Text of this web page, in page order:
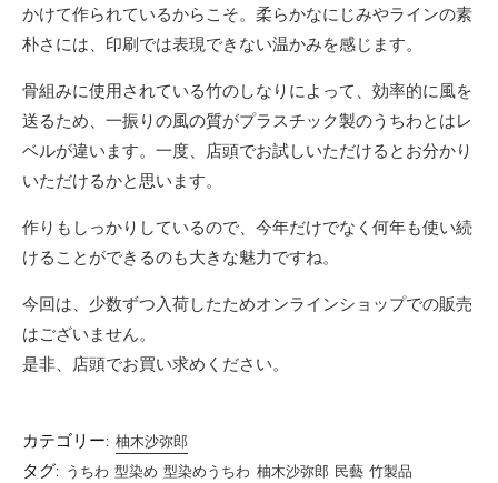
かけて作られているからこそ。柔らかなにじみやラインの素
朴さには、印刷では表現できない温かみを感じます。
骨組みに使用されている竹のしなりによって、効率的に風を
送るため、一振りの風の質がプラスチック製のうちわとはレ
ベルが違います。一度、店頭でお試しいただけるとお分かり
いただけるかと思います。
作りもしっかりしているので、今年だけでなく何年も使い続
けることができるのも大きな魅力ですね。
今回は、少数ずつ入荷したためオンラインショップでの販売
はございません。
是非、店頭でお買い求めください。
カテゴリー: 柚木沙弥郎
タグ: うちわ 型染め 型染めうちわ 柚木沙弥郎 民藝 竹製品